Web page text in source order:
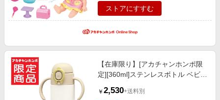
ストアにすすむ
【在庫限り】[アカチャンホンポ限
定][360ml]ステンレスボトル ベビー
ュ 育児用品 お食事用品
￥ 2,530+送料別